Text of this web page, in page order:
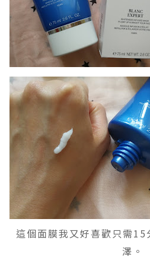
這個面膜我又好喜歡只需
澤。